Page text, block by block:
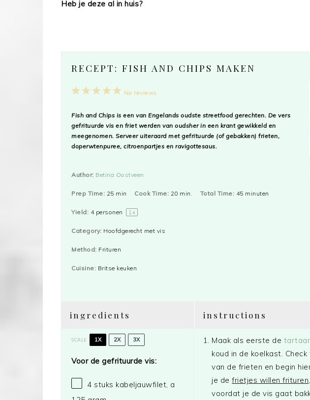
Heb je deze al in huis?
RECEPT: FISH AND CHIPS MAKEN
5
4
3
2
1
No reviews
Fish and Chips is een van Engelands oudste streetfood gerechten. De vers
gefrituurde vis en friet werden van oudsher in een krant gewikkeld en
meegenomen. Serveer uiteraard met gefrituurde (of gebakken) frieten,
doperwtenpuree, citroenpartjes en ravigottesaus.
Author: Betina Oostveen
Prep Time: 25 min Cook Time: 20 min. Total Time: 45 minuten
Yield: 4personen 1 x
Category: Hoofdgerecht met vis
Method: Frituren
Cuisine: Britse keuken
ingredients
SCALE 1X 2X 3X
Voor de gefrituurde vis:
4 stuks kabeljauwfilet, a
instructions
Maak als eerste de
koud in de koelkast.
van de frieten en begin
je defrietjes willen frituren
voordat je de vis gaat